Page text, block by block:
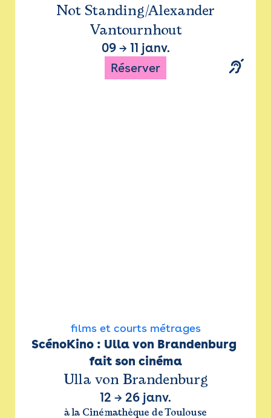
Not Standing/Alexander
Vantournhout
09→ 11 janv.
Réserver
films et courts métrages
ScénoKino : Ulla von Brandenburg
fait son cinéma
Ulla von Brandenburg
12 → 26 janv.
à la Cinémathèque de Toulouse